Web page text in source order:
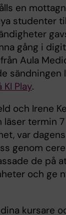
en
studenter
gång i
Aula
sändningen
Play.
och Irene
termin
var
genom
de på
och ge
kursare